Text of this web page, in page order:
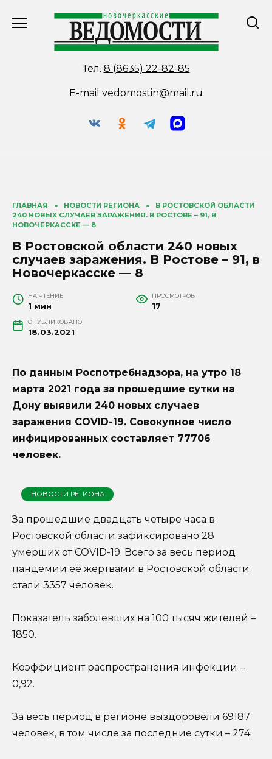
Тел. 8 (8635) 22-82-85
E-mail vedomostin@mail.ru
ГЛАВНАЯ » НОВОСТИ РЕГИОНА »
В РОСТОВСКОЙ ОБЛАСТИ
240 НОВЫХ СЛУЧАЕВ ЗАРАЖЕНИЯ. В РОСТОВЕ – 91, В
НОВОЧЕРКАССКЕ — 8
В Ростовской области 240 новых
случаев заражения. В Ростове – 91, в
Новочеркасске — 8
НА ЧТЕНИЕ
1 мин
ПРОСМОТРОВ
17
ОПУБЛИКОВАНО
18.03.2021
По данным Роспотребнадзора, на утро 18
марта 2021 года за прошедшие сутки на
Дону выявили 240 новых случаев
заражения COVID-19. Совокупное число
инфицированных составляет 77706
человек.
НОВОСТИ РЕГИОНА
За прошедшие двадцать четыре часа в
Ростовской области зафиксировано 28
умерших от COVID-19. Всего за весь период
пандемии её жертвами в Ростовской области
стали 3357 человек.
Показатель заболевших на 100 тысяч жителей –
1850.
Коэффициент распространения инфекции –
0,92.
За весь период в регионе выздоровели 69187
человек, в том числе за последние сутки – 274.